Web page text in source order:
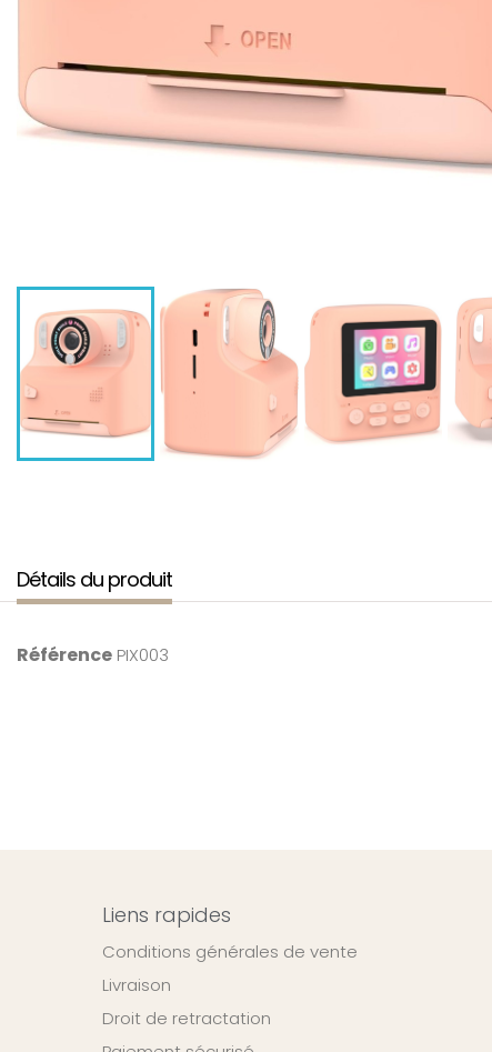
Détails du produit
Référence PIX003
Liens rapides
Conditions générales de vente
Livraison
Droit de retractation